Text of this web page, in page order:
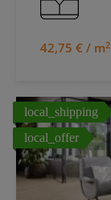
42,75 € / m2
local_shipping
local_offer